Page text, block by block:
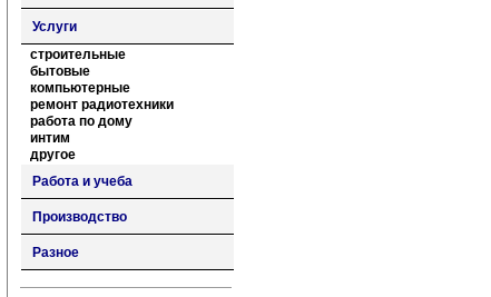
Услуги
строительные
бытовые
компьютерные
ремонт радиотехники
работа по дому
интим
другое
Работа и учеба
Производство
Разное